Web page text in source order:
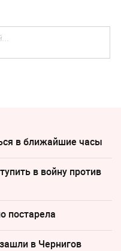
в ближайшие часы
в войну против
постарела
в Чернигов